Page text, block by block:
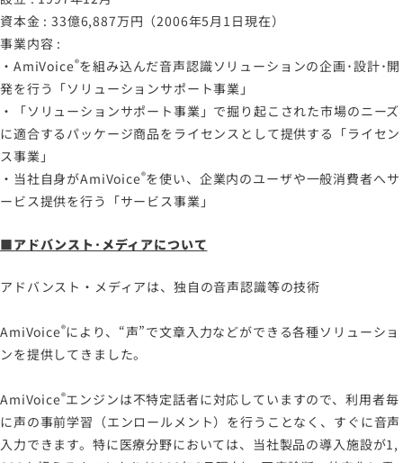
資本金 : 33億6,887万円（2006年5月1日現在）
事業内容 :
・ AmiVoice®を組み込んだ音声認識ソリューションの企画･設計･開
発を行う「ソリューションサポート事業」
・「ソリューションサポート事業」で掘り起こされた市場のニーズ
に適合するパッケージ商品をライセンスとして提供する「ライセン
ス事業」
・当社自身がAmiVoice®を使い、企業内のユーザや一般消費者へサ
ービス提供を行う「サービス事業」
■アドバンスト･メディアについて
アドバンスト・メディアは、独自の音声認識等の技術
AmiVoice®により、“声”で文章入力などができる各種ソリューショ
ンを提供してきました。
AmiVoice®エンジンは不特定話者に対応していますので、利用者毎
に声の事前学習（エンロールメント）を行うことなく、すぐに音声
入力できます。特に医療分野においては、当社製品の導入施設が1,